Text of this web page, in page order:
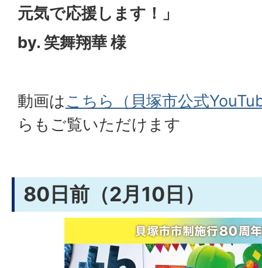
元気で応援します！」
by. 笑舞翔華 様
動画はこちら（貝塚市公式
らもご覧いただけます
80日前（2月10日）